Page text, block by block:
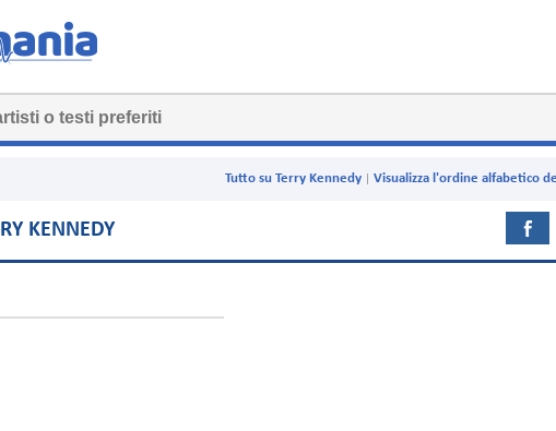
Visualizza l'ordine alfabetico
Tutto su Terry Kennedy
KENNEDY